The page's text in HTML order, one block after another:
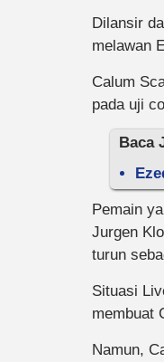
Dilansir
melawan
Calum
pada uji
Baca
Pemain
Jurgen
turun
Situasi
membuat
Namun,